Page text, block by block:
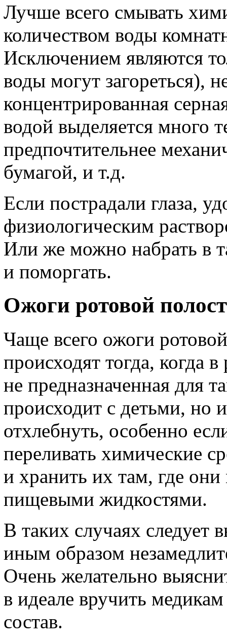
Лучше всего смывать
количеством воды
Исключением являются
воды могут загореться),
концентрированная
водой выделяется много
предпочтительнее
бумагой, и т.д.
Если пострадали глаза,
физиологическим
Или же можно набрать в
и поморгать.
Ожоги ротовой
Чаще всего ожоги
происходят тогда, когда
не предназначенная для
происходит с детьми, но
отхлебнуть, особенно
переливать химические
и хранить их там, где
пищевыми жидкостями.
В таких случаях следует
иным образом
Очень желательно
в идеале вручить
состав.